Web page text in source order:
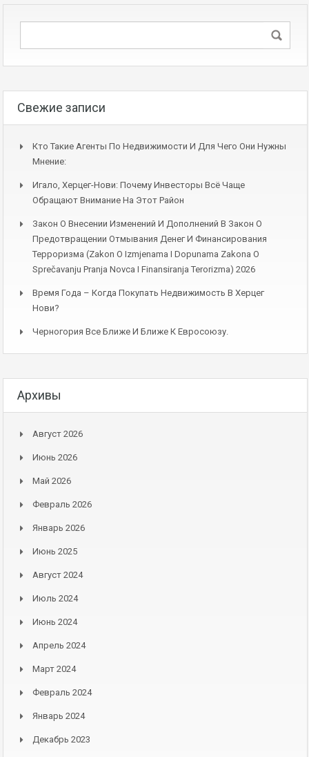
Свежие записи
Кто Такие Агенты По Недвижимости И Для Чего Они Нужны
Мнение:
Игало, Херцег-Нови: Почему Инвесторы Всё Чаще
Обращают Внимание На Этот Район
Закон О Внесении Изменений И Дополнений В Закон О
Предотвращении Отмывания Денег И Финансирования
Терроризма (Zakon O Izmjenama I Dopunama Zakona O
Sprečavanju Pranja Novca I Finansiranja Terorizma) 2026
Время Года – Когда Покупать Недвижимость В Херцег
Нови?
Черногория Все Ближе И Ближе К Евросоюзу.
Архивы
Август 2026
Июнь 2026
Май 2026
Февраль 2026
Январь 2026
Июнь 2025
Август 2024
Июль 2024
Июнь 2024
Апрель 2024
Март 2024
Февраль 2024
Январь 2024
Декабрь 2023